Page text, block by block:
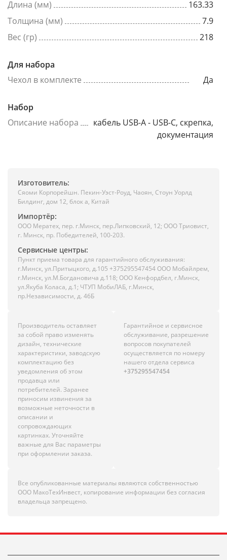
Длина (мм)
163.33
Толщина (мм)
7.9
Вес (гр)
218
Для набора
Чехол в комплекте
Да
Набор
Описание набора
кабель USB-A - USB-C, скрепка,
документация
Изготовитель:
Сяоми Корпорейшн. Пекин-Уэст-Роуд, Чаоян, Стоун Уорлд
Билдинг, дом 12, блок а, Китай
Импортёр:
ООО Мератех, пер. г.Минск, пер.Липковский, 12; ООО Триовист,
г. Минск, пр. Победителей, 100-203.
Сервисные центры:
Пункт приема товара для гарантийного обслуживания:
г.Минск, ул.Притыцкого, д.105 +375295547454 ООО Мобайлрем,
г.Минск, ул.М.Богдановича д.118; ООО Кенфордбел, г.Минск,
ул.Якуба Коласа, д.1; ЧТУП МобиЛАБ, г.Минск,
пр.Независимости, д. 46Б
Производитель оставляет
за собой право изменять
дизайн, технические
характеристики, заводскую
комплектацию без
уведомления об этом
продавца или
потребителей. Заранее
приносим извинения за
возможные неточности в
описании и
сопровождающих
картинках. Уточняйте
важные для Вас параметры
при оформлении заказа.
Гарантийное и сервисное
обслуживание, разрешение
вопросов покупателей
осуществляется по номеру
нашего отдела сервиса
+375295547454
Все опубликованные материалы являются собственностью
ООО МакоТехИнвест, копирование информации без согласия
владельца запрещено.